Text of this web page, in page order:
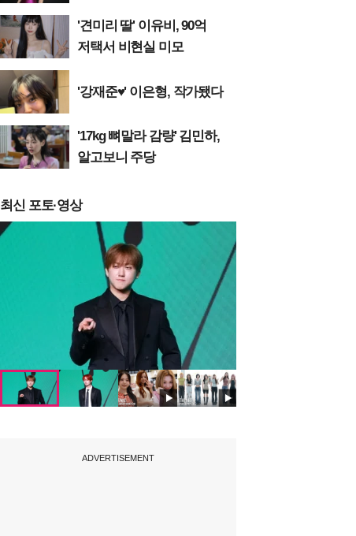
'견미리 딸' 이유비, 90억
저택서 비현실 미모
'강재준♥' 이은형, 작가됐다
'17kg 뼈말라 감량' 김민하,
알고보니 주당
최신 포토·영상
ADVERTISEMENT